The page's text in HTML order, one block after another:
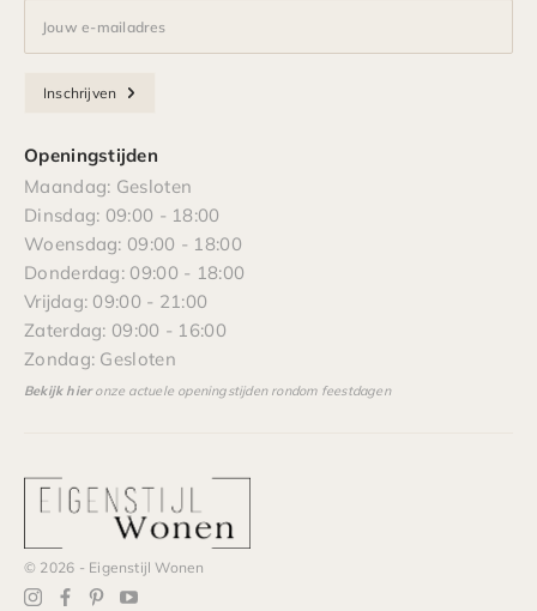
Jouw e-mailadres
Inschrijven
Openingstijden
Maandag: Gesloten
Dinsdag: 09:00 - 18:00
Woensdag: 09:00 - 18:00
Donderdag: 09:00 - 18:00
Vrijdag: 09:00 - 21:00
Zaterdag: 09:00 - 16:00
Zondag: Gesloten
Bekijk hieronze actuele openingstijden rondom feestdagen
© 2026 - Eigenstijl Wonen